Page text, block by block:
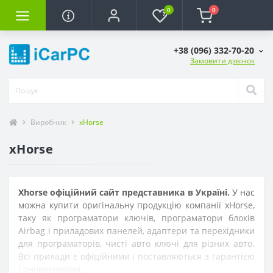
0 0
+38 (096) 332-70-20
Замовити дзвінок
Виробник xHorse
xHorse
Xhorse офіційний сайт представника в Україні. У нас
можна купити оригінальну продукцію компанії xHorse,
таку як програматори ключів, програматори блоків
Airbag і приладових панелей, адаптери та перехідники
для програматорів, чисті авто ключі для різних авто.
Всі прилади є офіційними і поставляються з гарантією